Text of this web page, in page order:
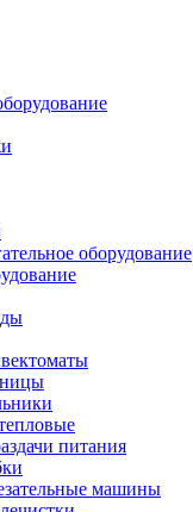
оборудование
питания
машины